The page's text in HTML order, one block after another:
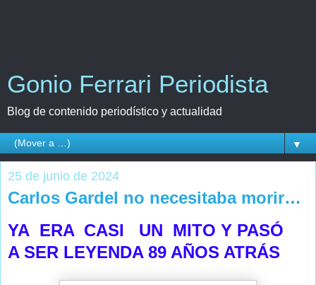
Gonio Ferrari Periodista
Blog de contenido periodístico y actualidad
▼
25 de junio de 2024
Carlos Gardel no necesitaba morir…
YA ERA CASI UN MITO Y PASÓ
A SER LEYENDA 89 AÑOS ATRÁS